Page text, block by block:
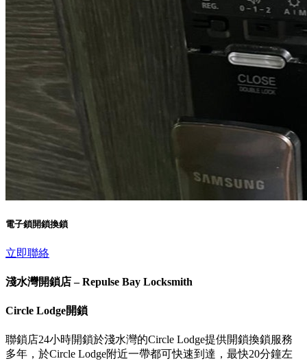
電子鎖開鎖換鎖
立即聯絡
淺水灣開鎖店 – Repulse Bay Locksmith
Circle Lodge開鎖
聯鎖店24小時開鎖於淺水灣的Circle Lodge提供開鎖換鎖服務
多年，於Circle Lodge附近一帶都可快速到達，最快20分鐘左